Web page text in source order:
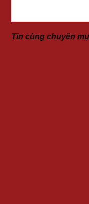
Tin cùng chuyên